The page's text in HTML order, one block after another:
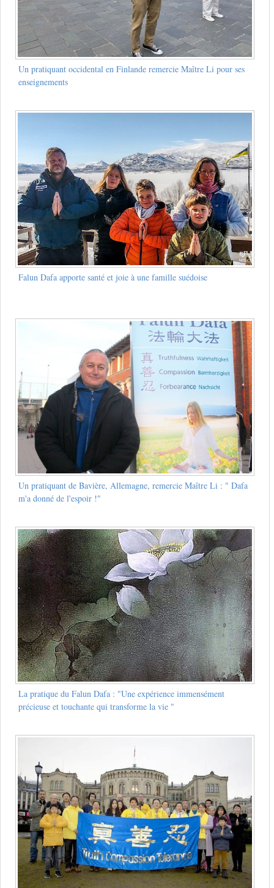
Un pratiquant occidental en Finlande remercie Maître Li pour ses
enseignements
Falun Dafa apporte santé et joie à une famille suédoise
Un pratiquant de Bavière, Allemagne, remercie Maître Li : " Dafa
m'a donné de l'espoir !"
La pratique du Falun Dafa : "Une expérience immensément
précieuse et touchante qui transforme la vie "